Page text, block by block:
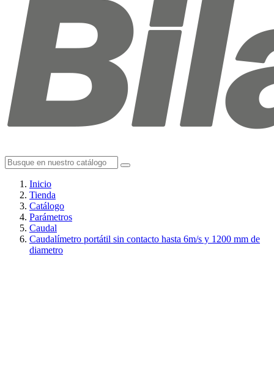
Inicio
Tienda
Catálogo
Parámetros
Caudal
Caudalímetro portátil sin contacto hasta 6m/s y 1200 mm de
diametro